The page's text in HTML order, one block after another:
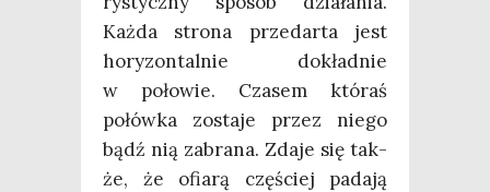
Każ­da stro­na przedar­ta jest
hory­zon­tal­nie dokład­nie
w poło­wie. Cza­sem któ­raś
połów­ka zosta­je przez nie­go
bądź nią zabra­na. Zda­je się tak­
że, że ofia­rą czę­ściej pada­ją